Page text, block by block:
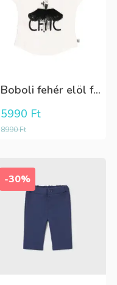
Boboli fehér elöl fekete tüll+gyöngyös csini póló
8990Ft
5990 Ft
-30%